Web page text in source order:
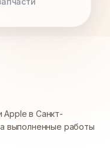
Apple в Санкт-
выполненные работы